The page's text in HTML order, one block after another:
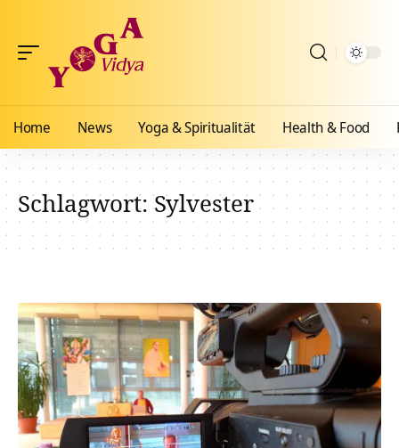
Home News Yoga & Spiritualität Health & Food
Schlagwort:Sylvester